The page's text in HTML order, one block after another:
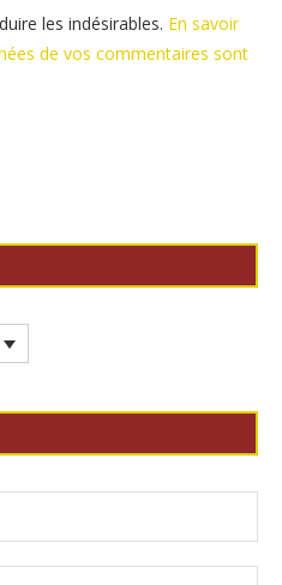
les indésirables. En savoir
de vos commentaires sont